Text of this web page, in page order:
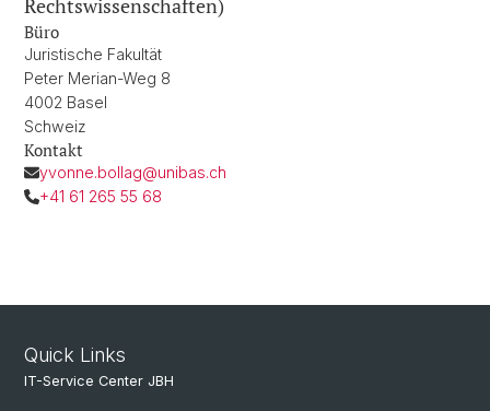
Rechtswissenschaften)
Büro
Juristische Fakultät
Peter Merian-Weg 8
4002 Basel
Schweiz
Kontakt
yvonne.bollag@unibas.ch
+41 61 265 55 68
Quick Links
IT-Service Center JBH